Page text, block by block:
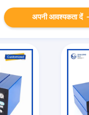
अपनी आवश्यकता दें